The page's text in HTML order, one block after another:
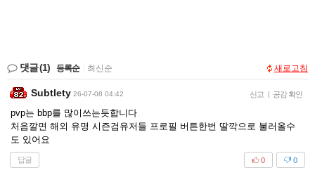
댓글(1) 등록순 최신순 새로고침
Subtlety 26-07-08 04:42 신고 | 공감 확인
pvp는 bbp를 많이쓰는듯합니다
처음깔면 해외 유명 시즌검유저들 프로필 버튼한번 딸깍으로 불러올수
도 있어요
답글 0
0